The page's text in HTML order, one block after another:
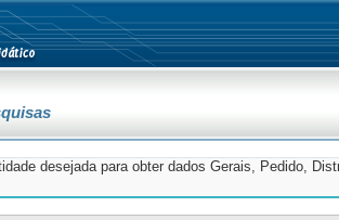
desejada para obter dados Gerais, Pedido,